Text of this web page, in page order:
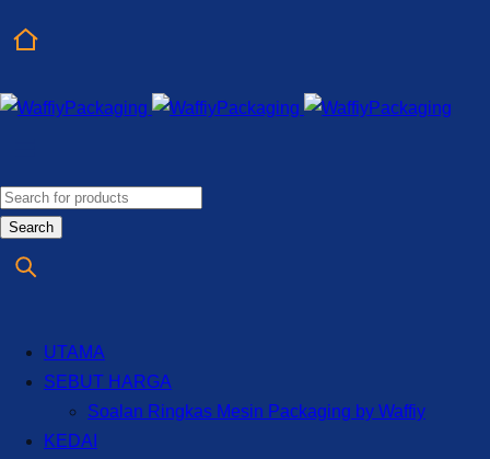
UTAMA
SEBUT HARGA
Soalan Ringkas Mesin Packaging by Waffiy
KEDAI